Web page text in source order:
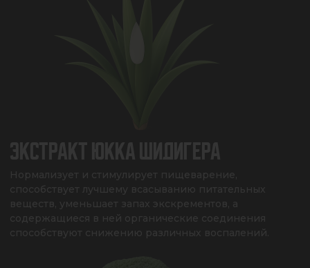
ЭКСТРАКТ ЮККА ШИДИГЕРА
Нормализует и стимулирует пищеварение,
способствует лучшему всасыванию питательных
веществ, уменьшает запах экскрементов, а
содержащиеся в ней органические соединения
способствуют снижению различных воспалений.